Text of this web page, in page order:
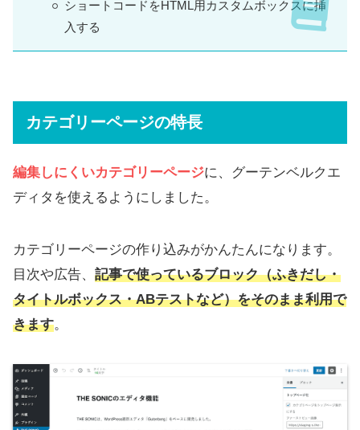
ショートコードをHTML用カスタムボックスに挿
入する
カテゴリーページの特長
編集しにくいカテゴリーページに、グーテンベルクエ
ディタを使えるようにしました。
カテゴリーページの作り込みがかんたんになります。
目次や広告、 記事で使っているブロック（ふきだし・
タイトルボックス・ABテストなど）をそのまま利用で
きます。